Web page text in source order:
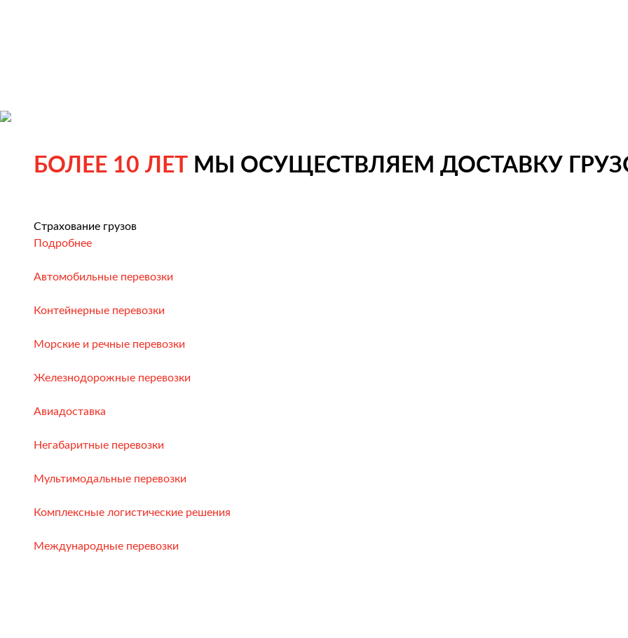
БОЛЕЕ 10 ЛЕТ МЫ ОСУЩЕСТВЛЯЕМ ДОСТАВКУ
Страхование грузов
Подробнее
Автомобильные перевозки
Контейнерные перевозки
Морские и речные перевозки
Железнодорожные перевозки
Авиадоставка
Негабаритные перевозки
Мультимодальные перевозки
Комплексные логистические решения
Международные перевозки